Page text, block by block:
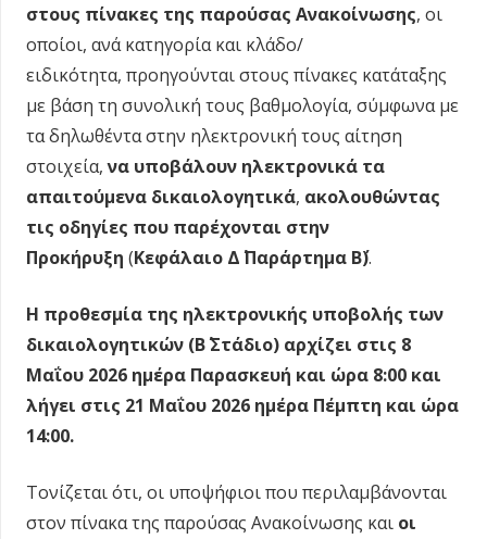
στους πίνακες της παρούσας Ανακοίνωσης, οι
οποίοι, ανά κατηγορία και κλάδο/
ειδικότητα, προηγούνται στους πίνακες κατάταξης
με βάση τη συνολική τους βαθμολογία, σύμφωνα με
τα δηλωθέντα στην ηλεκτρονική τους αίτηση
στοιχεία,να υποβάλουν ηλεκτρονικά τα
απαιτούμενα δικαιολογητικά, ακολουθώντας
τις οδηγίες που παρέχονται στην
Προκήρυξη (Κεφάλαιο Δ΄ Παράρτημα Β΄).
Η προθεσμία της ηλεκτρονικής υποβολής των
δικαιολογητικών (Β΄ Στάδιο) αρχίζει στις 8
Μαΐου 2026 ημέρα Παρασκευή και ώρα 8:00 και
λήγει στις 21 Μαΐου 2026 ημέρα Πέμπτη και ώρα
14:00.
Τονίζεται ότι, οι υποψήφιοι που περιλαμβάνονται
στον πίνακα της παρούσας Ανακοίνωσης και οι